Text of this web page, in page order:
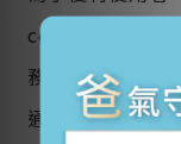
cookie技術，以
務；cookie是網
通的一種技術，